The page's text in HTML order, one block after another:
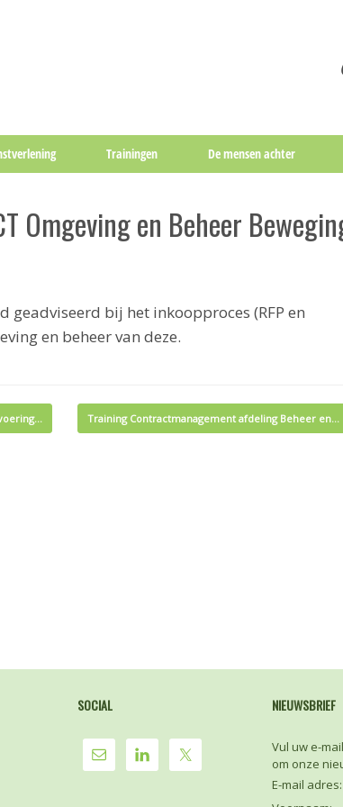
Trainingen De mensen achter
Omgeving en Beheer
geadviseerd bij het inkoopproces (RFP en
en beheer van deze.
Training Contractmanagement afdeling Beheer en…
SOCIAL NIEUWSBRIEF
Vul uw e-
om onze
E-mail adres: